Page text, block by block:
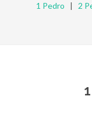
1 Pedro | 2